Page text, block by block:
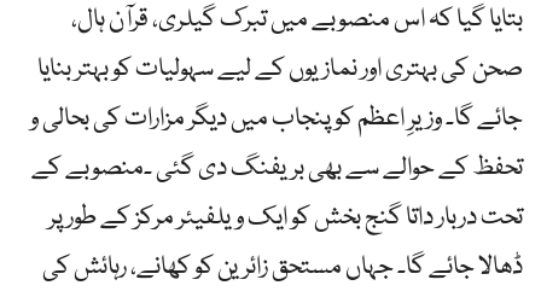
بتایا گیا کہ اس منصوبے میں تبرک گیلری، قرآن ہال،
صحن کی بہتری اور نمازیوں کے لیے سہولیات کو بہتر بنایا
جائے گا۔ وزیرِ اعظم کو پنجاب میں دیگر مزارات کی بحالی و
تحفظ کے حوالے سے بھی بریفنگ دی گئی ۔منصوبے کے
تحت دربار داتا گنج بخش کو ایک ویلفیئر مرکز کے طور پر
ڈھالا جائے گا۔ جہاں مستحق زائرین کو کھانے، رہائش کی